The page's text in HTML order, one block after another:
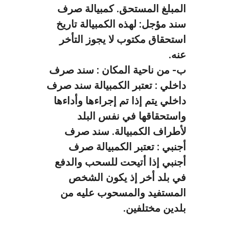
المبلغ المستحق. كمبيالة صرف
سند مؤجل: لهذه الكمبيالة تاريخ
استحقاق مكتوب لا يجوز التأخر
عنه.
ب- من ناحية المكان : سند صرف
داخلي : تعتبر الكمبيالة سند صرف
داخلي يتم إذا تم إجراءها وأداءها
واستحقاقها في نفس البلد
لأطراف الكمبيالة. سند صرف
أجنبي : تعتبر الكمبيالة صرف
أجنبي إذا أتيحت للسحب والدفع
في بلد أخر إذ يكون الشخص
المستفيد والمسحوب عليه من
بلدين مختلفين.